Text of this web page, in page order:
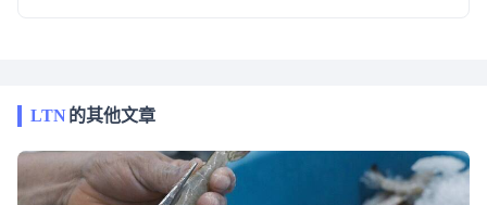
LTN的其他文章